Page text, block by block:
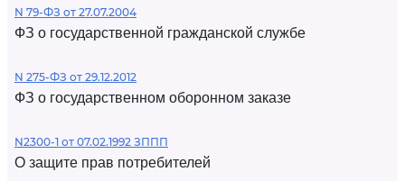
N 79-ФЗ от 27.07.2004
ФЗ о государственной гражданской службе
N 275-ФЗ от 29.12.2012
ФЗ о государственном оборонном заказе
N2300-1 от 07.02.1992 ЗППП
О защите прав потребителей